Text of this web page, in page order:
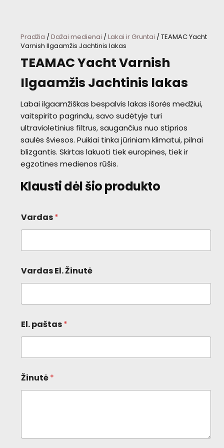
Pradžia /Dažai medienai /Lakai ir Gruntai / TEAMAC Yacht
Varnish Ilgaamžis Jachtinis lakas
TEAMAC Yacht Varnish
Ilgaamžis Jachtinis lakas
Labai ilgaamžiškas bespalvis lakas išorės medžiui,
vaitspirito pagrindu, savo sudėtyje turi
ultravioletinius filtrus, saugančius nuo stiprios
saulės šviesos. Puikiai tinka jūriniam klimatui, pilnai
blizgantis. Skirtas lakuoti tiek europines, tiek ir
egzotines medienos rūšis.
Klausti dėl šio produkto
Vardas*
Vardas El. Žinutė
El. paštas*
Žinutė*